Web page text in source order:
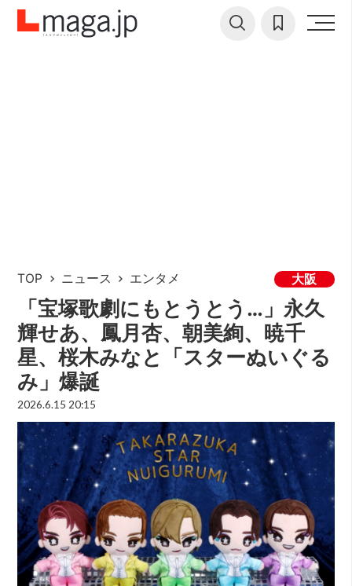
TOP ニュース エンタメ 大阪
「宝塚歌劇にもとうとう…」永久
輝せあ、鳳月杏、朝美絢、暁千
星、桜木みなと「スターぬいぐる
み」爆誕
2026.6.15 20:15